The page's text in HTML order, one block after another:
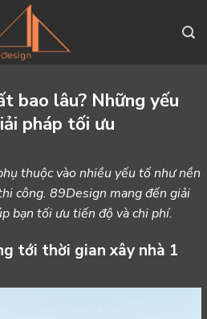
bao lâu? Những yếu
pháp tối ưu
thuộc vào nhiều yếu tố như nền
công. 89Design mang đến giải
bạn tối ưu tiến độ và chi phí.
tới thời gian xây nhà 1